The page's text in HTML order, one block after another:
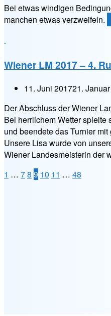
Bei etwas windigen
manchen etwas verzweifeln.
Wiener LM 2017 – 4.
11. Juni 201721.
Der Abschluss der Wiener
Bei herrlichem Wetter
und beendete das Turnier
Unsere Lisa wurde von
Wiener Landesmeisterin der
1 … 78 9 10 11 … 48